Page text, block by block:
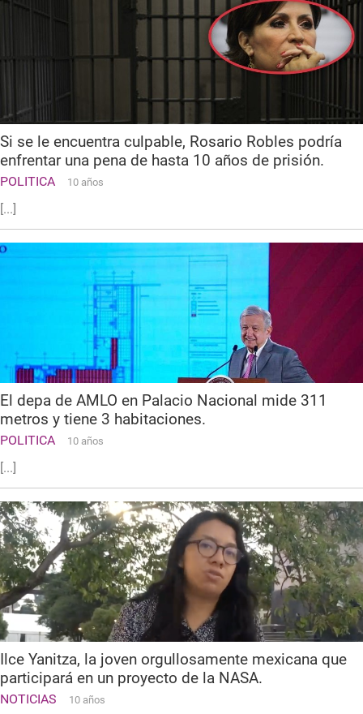
Si se le encuentra culpable, Rosario Robles podría
enfrentar una pena de hasta 10 años de prisión.
POLITICA 10 años
[...]
El depa de AMLO en Palacio Nacional mide 311
metros y tiene 3 habitaciones.
POLITICA 10 años
[...]
Ilce Yanitza, la joven orgullosamente mexicana que
participará en un proyecto de la NASA.
NOTICIAS 10 años